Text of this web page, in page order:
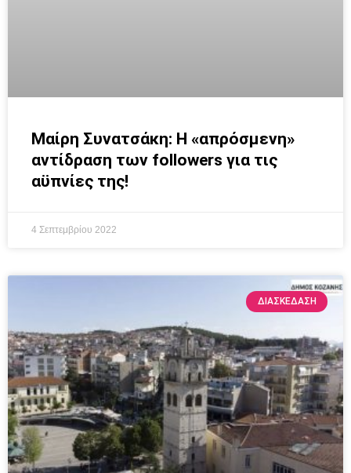
Μαίρη Συνατσάκη: Η «απρόσμενη»
αντίδραση των followers για τις
αϋπνίες της!
4 Σεπτεμβρίου 2022
ΔΙΑΣΚΕΔΑΣΗ